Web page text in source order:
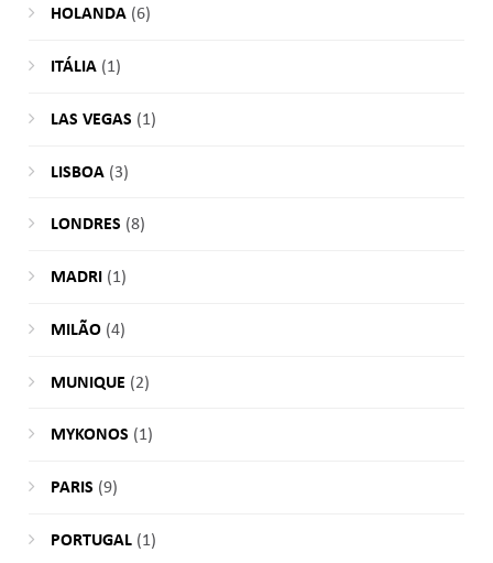
HOLANDA(6)
ITÁLIA(1)
LAS VEGAS (1)
LISBOA(3)
LONDRES (8)
MADRI (1)
MILÃO(4)
MUNIQUE (2)
MYKONOS (1)
PARIS (9)
PORTUGAL(1)